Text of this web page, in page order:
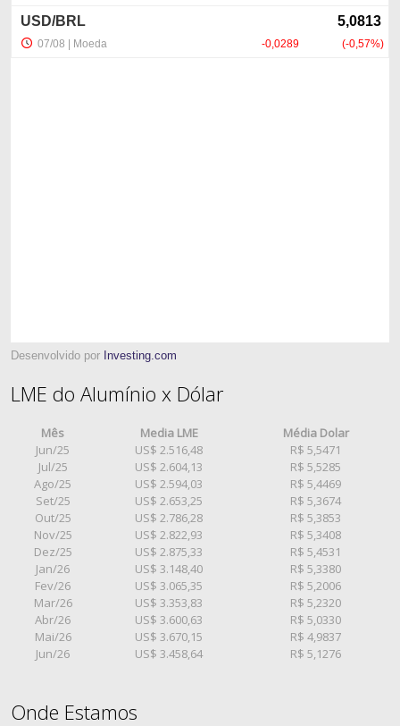
Desenvolvido por Investing.com
LME do Alumínio x Dólar
Mês Media LME
Média Dolar
Jun/25
US$ 2.516,48
R$ 5,5471
Jul/25
US$ 2.604,13
R$ 5,5285
Ago/25
US$ 2.594,03
R$ 5,4469
Set/25
US$ 2.653,25
R$ 5,3674
Out/25
US$ 2.786,28
R$ 5,3853
Nov/25
US$ 2.822,93
R$ 5,3408
Dez/25
US$ 2.875,33
R$ 5,4531
Jan/26
US$ 3.148,40
R$ 5,3380
Fev/26
US$ 3.065,35
R$ 5,2006
Mar/26
US$ 3.353,83
R$ 5,2320
Abr/26
US$ 3.600,63
R$ 5,0330
Mai/26
US$ 3.670,15
R$ 4,9837
Jun/26
US$ 3.458,64 R$ 5,1276
Onde Estamos